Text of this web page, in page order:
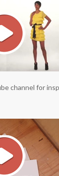
channel for